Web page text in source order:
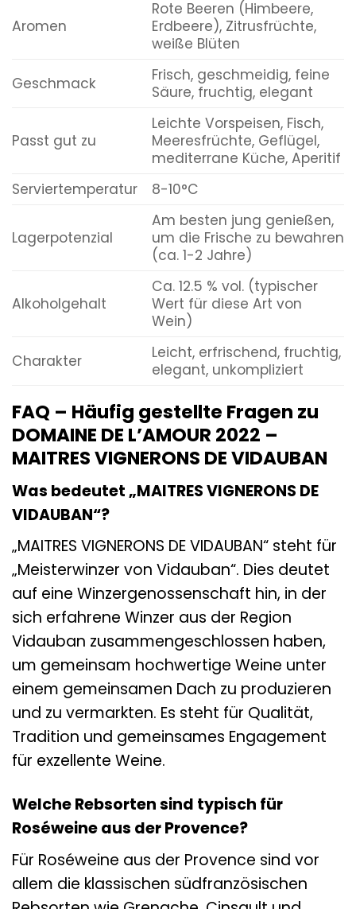
Aromen
Rote Beeren (Himbeere,
Erdbeere), Zitrusfrüchte,
weiße Blüten
Geschmack
Frisch, geschmeidig, feine
Säure, fruchtig, elegant
Passt gut zu
Leichte Vorspeisen, Fisch,
Meeresfrüchte, Geflügel,
mediterrane Küche, Aperitif
Serviertemperatur
8-10°C
Lagerpotenzial
Am besten jung genießen,
um die Frische zu bewahren
(ca. 1-2 Jahre)
Alkoholgehalt
Ca. 12.5 % vol. (typischer
Wert für diese Art von
Wein)
Charakter
Leicht, erfrischend, fruchtig,
elegant, unkompliziert
FAQ – Häufig gestellte Fragen zu
DOMAINE DE L’AMOUR 2022 –
MAITRES VIGNERONS DE VIDAUBAN
Was bedeutet „MAITRES VIGNERONS DE
VIDAUBAN“?
„MAITRES VIGNERONS DE VIDAUBAN“ steht für
„Meisterwinzer von Vidauban“. Dies deutet
auf eine Winzergenossenschaft hin, in der
sich erfahrene Winzer aus der Region
Vidauban zusammengeschlossen haben,
um gemeinsam hochwertige Weine unter
einem gemeinsamen Dach zu produzieren
und zu vermarkten. Es steht für Qualität,
Tradition und gemeinsames Engagement
für exzellente Weine.
Welche Rebsorten sind typisch für
Roséweine aus der Provence?
Für Roséweine aus der Provence sind vor
allem die klassischen südfranzösischen